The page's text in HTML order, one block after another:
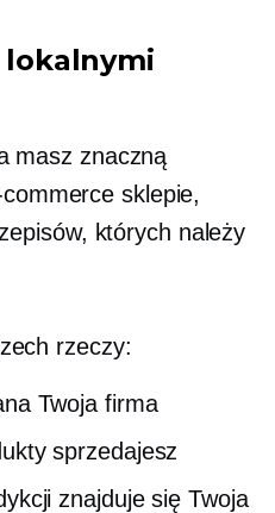
lokalnymi
masz znaczną
sklepie,
których należy
rzeczy:
Twoja firma
sprzedajesz
znajduje się Twoja